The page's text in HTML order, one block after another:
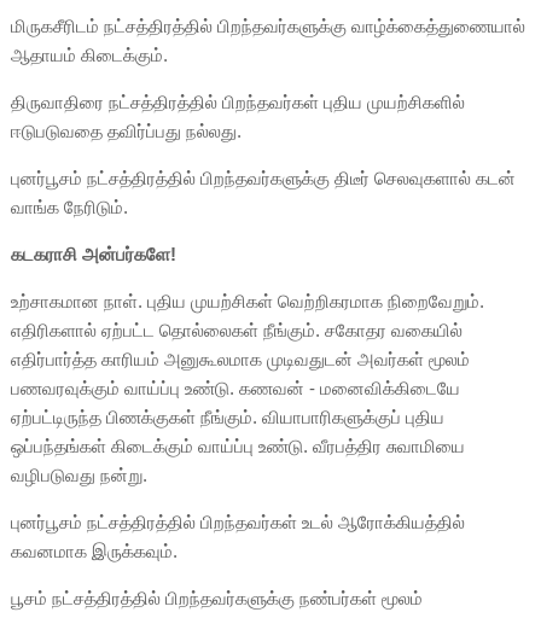
மிருகசீரிடம் நட்சத்திரத்தில் பிறந்தவர்களுக்கு வாழ்க்கைத்துணையால்
ஆதாயம் கிடைக்கும்.
திருவாதிரை நட்சத்திரத்தில் பிறந்தவர்கள் புதிய முயற்சிகளில்
ஈடுபடுவதை தவிர்ப்பது நல்லது.
புனர்பூசம் நட்சத்திரத்தில் பிறந்தவர்களுக்கு திடீர் செலவுகளால் கடன்
வாங்க நேரிடும்.
கடகராசி அன்பர்களே!
உற்சாகமான நாள். புதிய முயற்சிகள் வெற்றிகரமாக நிறைவேறும்.
எதிரிகளால் ஏற்பட்ட தொல்லைகள் நீங்கும். சகோதர வகையில்
எதிர்பார்த்த காரியம் அனுகூலமாக முடிவதுடன் அவர்கள் மூலம்
பணவரவுக்கும் வாய்ப்பு உண்டு. கணவன் - மனைவிக்கிடையே
ஏற்பட்டிருந்த பிணக்குகள் நீங்கும். வியாபாரிகளுக்குப் புதிய
ஒப்பந்தங்கள் கிடைக்கும் வாய்ப்பு உண்டு. வீரபத்திர சுவாமியை
வழிபடுவது நன்று.
புனர்பூசம் நட்சத்திரத்தில் பிறந்தவர்கள் உடல் ஆரோக்கியத்தில்
கவனமாக இருக்கவும்.
பூசம் நட்சத்திரத்தில் பிறந்தவர்களுக்கு நண்பர்கள் மூலம்